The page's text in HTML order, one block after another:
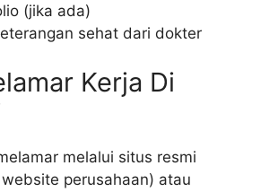
(jika ada)
sehat dari dokter
Kerja Di
melalui situs resmi
perusahaan) atau